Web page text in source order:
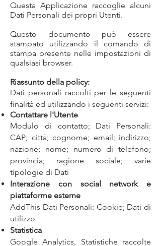
Questa Applicazione raccoglie alcuni
Dati Personali dei propri Utenti.
Questo documento può essere
stampato utilizzando il comando di
stampa presente nelle impostazioni di
qualsiasi browser.
Riassunto della policy:
Dati personali raccolti per le seguenti
finalità ed utilizzando i seguenti servizi:
Contattare l'Utente
Modulo di contatto; Dati Personali:
CAP; città; cognome; email; indirizzo;
nazione; nome; numero di telefono;
provincia; ragione sociale; varie
tipologie di Dati
Interazione con social network e
piattaforme esterne
AddThis Dati Personali: Cookie; Dati di
utilizzo
Statistica
Google Analytics, Statistiche raccolte